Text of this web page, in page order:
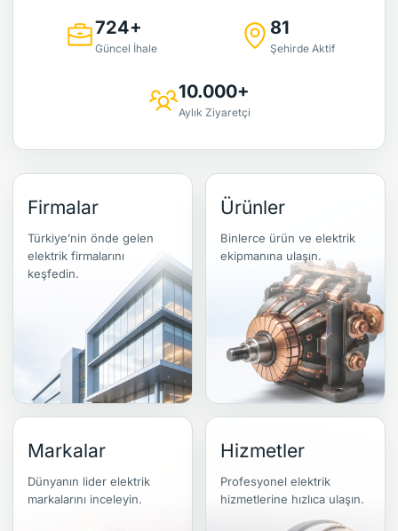
724+
Güncel İhale
81
Şehirde Aktif
10.000+
Aylık Ziyaretçi
Firmalar
Türkiye’nin önde gelen
elektrik firmalarını
keşfedin.
Ürünler
Binlerce ürün ve elektrik
ekipmanına ulaşın.
Markalar
Dünyanın lider elektrik
markalarını inceleyin.
Hizmetler
Profesyonel elektrik
hizmetlerine hızlıca ulaşın.